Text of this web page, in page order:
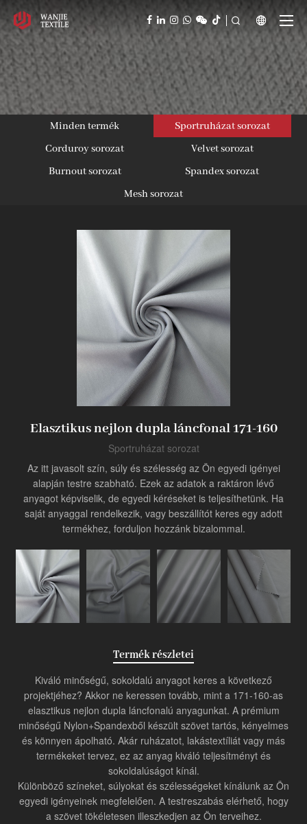
  
Minden termék
Sportruházat sorozat
Corduroy sorozat
Velvet sorozat
Burnout sorozat
Spandex sorozat
Mesh sorozat
Elasztikus nejlon dupla láncfonal 171-160
Sportruházat sorozat
Az itt javasolt szín, súly és szélesség az Ön egyedi igényei
alapján testre szabható. Ezek az adatok a raktáron lévő
anyagot képviselik, de egyedi kéréseket is teljesíthetünk. Ha
saját anyaggal rendelkezik, vagy beszállítót keres egy adott
termékhez, forduljon hozzánk bizalommal.
Termék részletei
Kiváló minőségű, sokoldalú anyagot keres a következő
projektjéhez? Akkor ne keressen tovább, mint a 171-160-as
elasztikus nejlon dupla láncfonalú anyagunkat. A prémium
minőségű Nylon+Spandexből készült szövet tartós, kényelmes
és könnyen ápolható. Akár ruházatot, lakástextíliát vagy más
termékeket tervez, ez az anyag kiváló teljesítményt és
sokoldalúságot kínál.
Különböző színeket, súlyokat és szélességeket kínálunk az Ön
egyedi igényeinek megfelelően. A testreszabás elérhető, hogy
a szövet tökéletesen illeszkedjen az Ön terveihez.